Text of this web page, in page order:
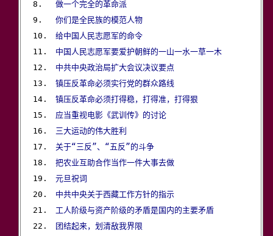
8. 做一个完全的革命派
9. 你们是全民族的模范人物
10. 给中国人民志愿军的命令
11. 中国人民志愿军要爱护朝鲜的一山一水一草一木
12. 中共中央政治局扩大会议决议要点
13. 镇压反革命必须实行党的群众路线
14. 镇压反革命必须打得稳，打得准，打得狠
15. 应当重视电影《武训传》的讨论
16. 三大运动的伟大胜利
17. 关于“三反”、“五反”的斗争
18. 把农业互助合作当作一件大事去做
19. 元旦祝词
20. 中共中央关于西藏工作方针的指示
21. 工人阶级与资产阶级的矛盾是国内的主要矛盾
22.
团结起来，划清敌我界限